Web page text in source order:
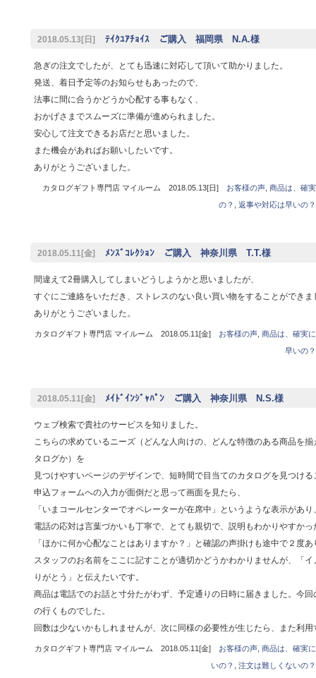
2018.05.13[日] ﾃｲｸﾕｱﾁｮｲｽ ご購入 福岡県 N.A.様
急ぎの注文でしたが、とても迅速に対応して頂いて助かりました。
発送、着日予定等のお知らせもあったので、
法事に間に合うかどうか心配する事もなく、
おかげさまでスムーズに準備が進められました。
安心して注文できるお店だと思いました。
また機会があればお願いしたいです。
ありがとうございました。
カタログギフト専門店 マイルーム 2018.05.13[日] お客様の声, 商品は、確
の？
返事や対応は早いの？
2018.05.11[金] ﾒﾝｽﾞｺﾚｸｼｮﾝ ご購入 神奈川県 T.T.様
間違えて2冊購入してしまいどうしようかと思いましたが、
すぐにご連絡をいただき、ストレスのない良い買い物をすることができま
ありがとうございました。
カタログギフト専門店 マイルーム 2018.05.11[金] お客様の声, 商品は、確実
早いの？
2018.05.11[金] ﾒｲﾄﾞｲﾝｼﾞｬﾊﾟﾝ ご購入 神奈川県 N.S.様
ウェブ検索で貴社のサービスを知りました。
こちらの求めているニーズ（どんな人向けの、どんな特徴のある商品を
タログか）を
見つけやすいページのデザインで、短時間で目当てのカタログを見つけ
申込フォームへの入力が面倒だと思って画面を見たら、
「いまコールセンターでオペレーターが在席中」というような表示があ
電話の応対は言葉づかいも丁寧で、とても親切で、説明もわかりやすかっ
「ほかに何か心配なことはありますか？」と確認の声掛けも途中で２度
スタッフのお名前をここに記すことが適切かどうかわかりませんが、「
りがとう」と伝えたいです。
商品は電話でのお話と寸分たがわず、予定通りの日時に届きました。今
の行くものでした。
回数は少ないかもしれませんが、次に同様の必要性が生じたら、また利
カタログギフト専門店 マイルーム 2018.05.11[金] お客様の声, 商品は、確実
いの？
注文は難しくないの？